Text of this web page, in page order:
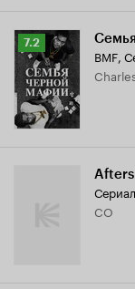
Рейтинг
Кинопоиска
7.2
7.2
BMF,
CO